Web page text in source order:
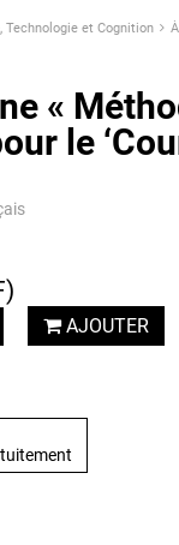
Technologie et Cognition
«
le
AJOUTER